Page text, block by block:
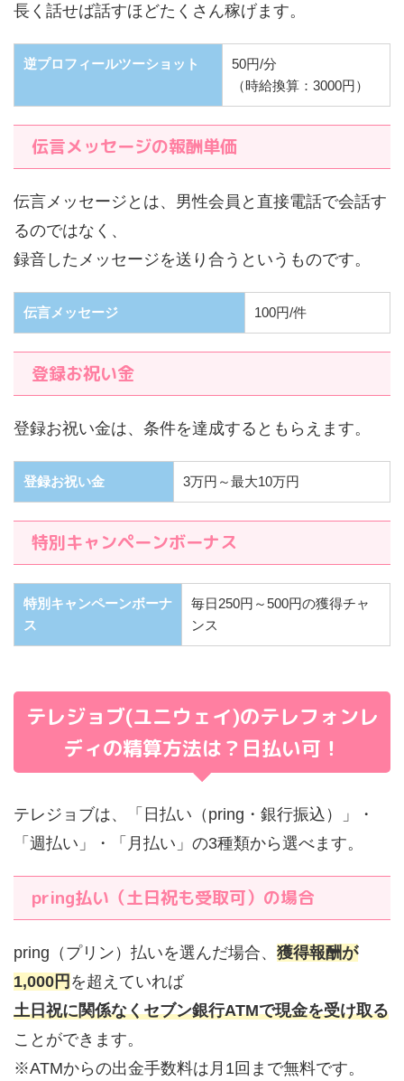
長く話せば話すほどたくさん稼げます。
逆プロフィールツーショット
50円/分
（時給換算：3000円）
伝言メッセージの報酬単価
伝言メッセージとは、男性会員と直接電話で会話す
るのではなく、
録音したメッセージを送り合うというものです。
伝言メッセージ 100円/件
登録お祝い金
登録お祝い金は、条件を達成するともらえます。
登録お祝い金 3万円～最大10万円
特別キャンペーンボーナス
特別キャンペーンボーナ
ス
毎日250円～500円の獲得チャ
ンス
テレジョブ(ユニウェイ)のテレフォンレ
ディの精算方法は？日払い可！
テレジョブは、「日払い（pring・銀行振込）」・
「週払い」・「月払い」の3種類から選べます。
pring払い（土日祝も受取可）の場合
pring（プリン）払いを選んだ場合、 獲得報酬が
1,000円 を超えていれば
土日祝に関係なくセブン銀行ATMで現金を受け取る
ことができます。
※ATMからの出金手数料は月1回まで無料です。